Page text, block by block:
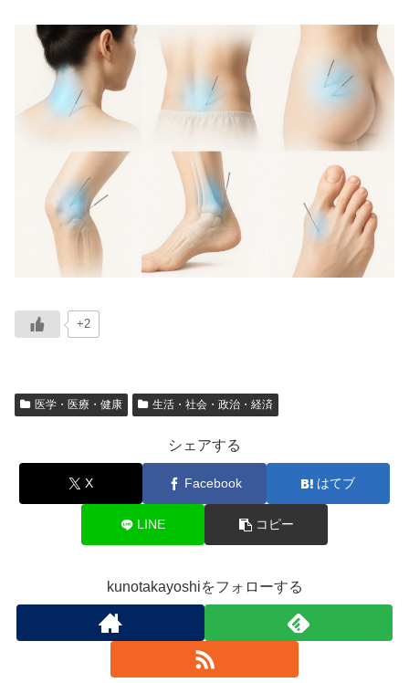
+2
医学・医療・健康 生活・社会・政治・経済
シェアする
X Facebook はてブ
LINE コピー
kunotakayoshiをフォローする